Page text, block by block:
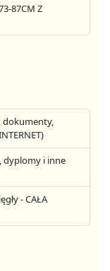
87CM Z
dokumenty,
dyplomy i inne
- CAŁA